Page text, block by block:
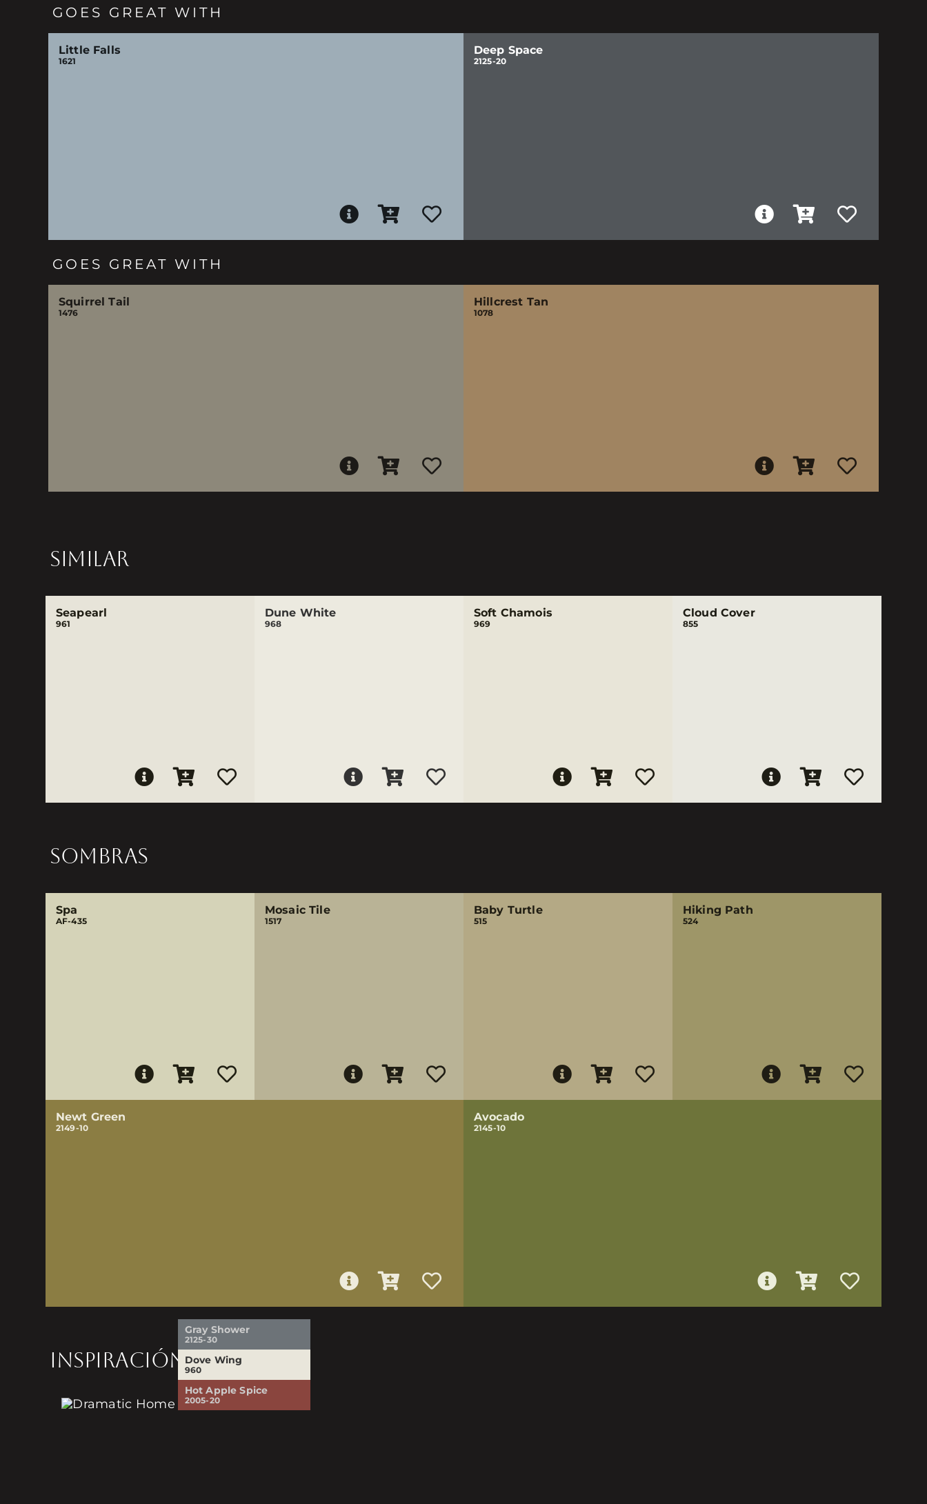
GOES GREAT WITH
Little Falls
1621
Deep Space
2125-20
GOES GREAT WITH
Squirrel Tail
1476
Hillcrest Tan
1078
SIMILAR
Seapearl
961
Dune White
968
Soft Chamois
969
Cloud Cover
855
SOMBRAS
Spa
AF-435
Mosaic Tile
1517
Baby Turtle
515
Hiking Path
524
Newt Green
2149-10
Avocado
2145-10
INSPIRACIÓN
Gray Shower
2125-30
Dove Wing
960
Hot Apple Spice
2005-20